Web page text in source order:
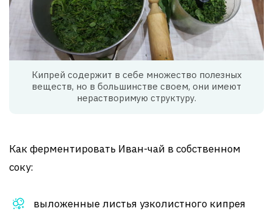
Кипрей содержит в себе множество полезных
веществ, но в большинстве своем, они имеют
нерастворимую структуру.
Как ферментировать Иван-чай в собственном
соку:
выложенные листья узколистного кипрея